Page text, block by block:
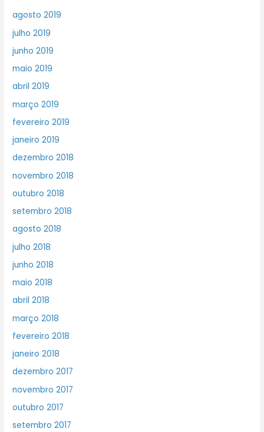
agosto 2019
julho 2019
junho 2019
maio 2019
abril 2019
março 2019
fevereiro 2019
janeiro 2019
dezembro 2018
novembro 2018
outubro 2018
setembro 2018
agosto 2018
julho 2018
junho 2018
maio 2018
abril 2018
março 2018
fevereiro 2018
janeiro 2018
dezembro 2017
novembro 2017
outubro 2017
setembro 2017